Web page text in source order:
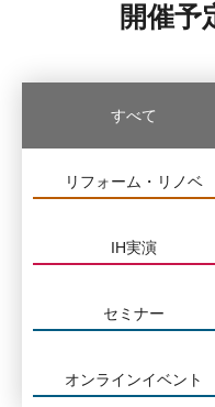
開催予
すべて
リフォーム・リノベ
IH実演
セミナー
オンラインイベント